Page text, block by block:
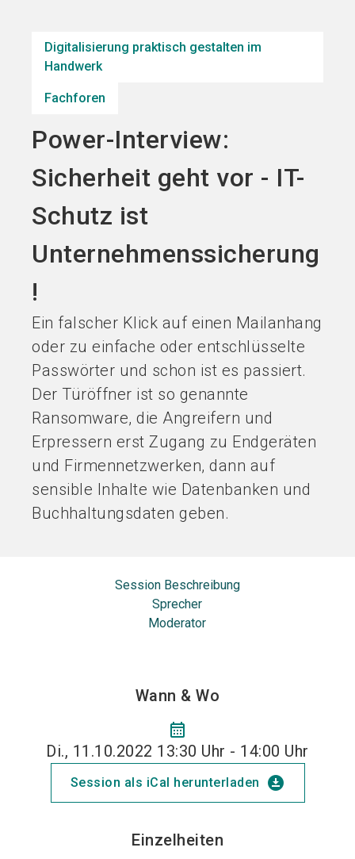
Digitalisierung praktisch gestalten im
Handwerk
Fachforen
Power-Interview:
Sicherheit geht vor - IT-
Schutz ist
Unternehmenssicherung
!
Ein falscher Klick auf einen Mailanhang
oder zu einfache oder entschlüsselte
Passwörter und schon ist es passiert.
Der Türöffner ist so genannte
Ransomware, die Angreifern und
Erpressern erst Zugang zu Endgeräten
und Firmennetzwerken, dann auf
sensible Inhalte wie Datenbanken und
Buchhaltungsdaten geben.
Session Beschreibung
Sprecher
Moderator
Wann & Wo
calendar_month
Di., 11.10.2022 13:30 Uhr - 14:00 Uhr
Session als iCal herunterladen download_for_offline
Einzelheiten